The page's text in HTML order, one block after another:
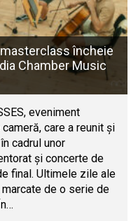
încheie
Chamber Music
eveniment
care a reunit și
cadrul unor
și concerte de
final. Ultimele zile ale
de o serie de